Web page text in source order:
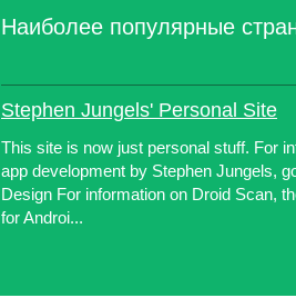
Наиболее популярные
Stephen Jungels' Personal Site
This site is now just personal stuff. For
app development by Stephen Jungels,
Design For information on Droid Scan,
for Androi...